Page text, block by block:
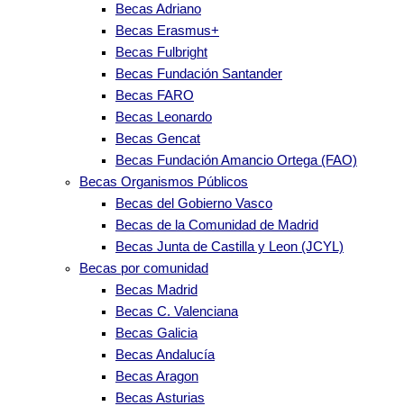
Becas Adriano
Becas Erasmus+
Becas Fulbright
Becas Fundación Santander
Becas FARO
Becas Leonardo
Becas Gencat
Becas Fundación Amancio Ortega (FAO)
Becas Organismos Públicos
Becas del Gobierno Vasco
Becas de la Comunidad de Madrid
Becas Junta de Castilla y Leon (JCYL)
Becas por comunidad
Becas Madrid
Becas C. Valenciana
Becas Galicia
Becas Andalucía
Becas Aragon
Becas Asturias